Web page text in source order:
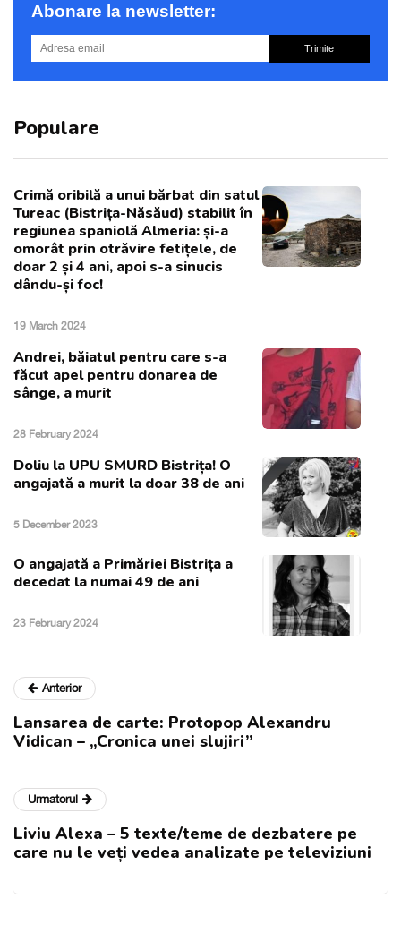
Abonare la newsletter:
Trimite
Populare
Crimă oribilă a unui bărbat din satul
Tureac (Bistrița-Năsăud) stabilit în
regiunea spaniolă Almeria: și-a
omorât prin otrăvire fetițele, de
doar 2 și 4 ani, apoi s-a sinucis
dându-și foc!
19 March 2024
Andrei, băiatul pentru care s-a
făcut apel pentru donarea de
sânge, a murit
28 February 2024
Doliu la UPU SMURD Bistrița! O
angajată a murit la doar 38 de ani
5 December 2023
O angajată a Primăriei Bistrița a
decedat la numai 49 de ani
23 February 2024
Anterior
Lansarea de carte: Protopop Alexandru
Vidican – „Cronica unei slujiri”
Urmatorul
Liviu Alexa – 5 texte/teme de dezbatere pe
care nu le veți vedea analizate pe televiziuni